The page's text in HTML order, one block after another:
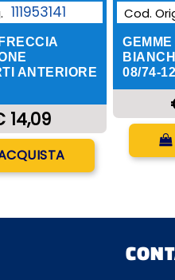
111953141
ANTERIORE
14,09
Quantità
Cod.
08/74-